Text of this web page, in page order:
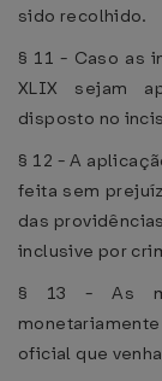
sido recolhido.
§ 11 - Caso as
XLIX sejam
disposto no
§ 12 - A
feita sem
das
inclusive por
§ 13 - As
oficial que